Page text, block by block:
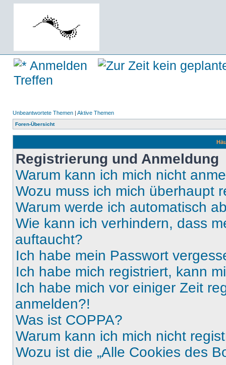
Anmelden
Treffen
Unbeantwortete Themen | Aktive Themen
Foren-Übersicht
Registrierung und Anmeldung
Warum kann ich mich nicht
Wozu muss ich mich überhaupt
Warum werde ich automatisch
Wie kann ich verhindern, dass
auftaucht?
Ich habe mein Passwort
Ich habe mich registriert, kann
Ich habe mich vor einiger Zeit
anmelden?!
Was ist COPPA?
Warum kann ich mich nicht
Wozu ist die „Alle Cookies des